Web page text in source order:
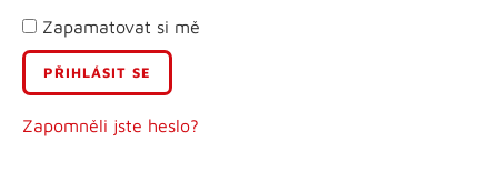
Zapamatovat si mě
Zapomněli jste heslo?
E-mail
Uživatelské jméno